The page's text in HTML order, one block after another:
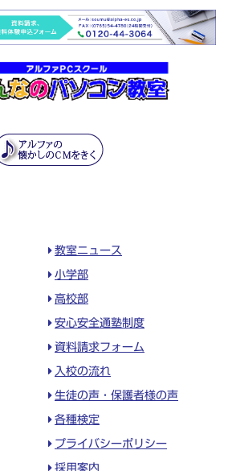
教室ニュース
小学部
高校部
安心安全通塾制度
資料請求フォーム
入校の流れ
生徒の声・保護者様の声
各種検定
プライバシーポリシー
採用案内